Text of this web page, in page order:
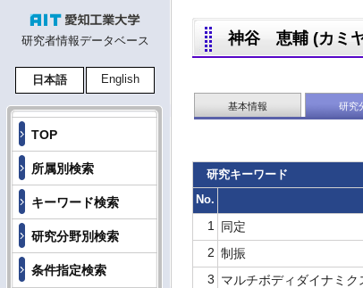
研究者情報データベース
日本語 English
TOP
所属別検索
キーワード検索
研究分野別検索
条件指定検索
神谷 恵輔 (カミ
基本情報 研究
研究キーワード
No.
1
同定
2 制振
3 マルチボディダイナミク